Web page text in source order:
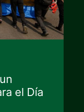
el Día